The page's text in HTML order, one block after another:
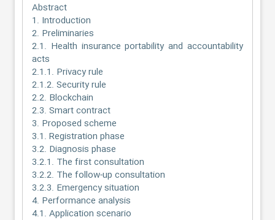
Abstract
1. Introduction
2. Preliminaries
2.1. Health insurance portability and accountability
acts
2.1.1. Privacy rule
2.1.2. Security rule
2.2. Blockchain
2.3. Smart contract
3. Proposed scheme
3.1. Registration phase
3.2. Diagnosis phase
3.2.1. The first consultation
3.2.2. The follow-up consultation
3.2.3. Emergency situation
4. Performance analysis
4.1. Application scenario